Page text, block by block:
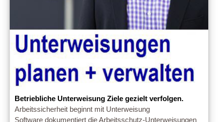
Betriebliche Unterweisung Ziele gezielt verfolgen.
Arbeitssicherheit beginnt mit Unterweisung
Software dokumentiert die Arbeitsschutz-Unterweisungen